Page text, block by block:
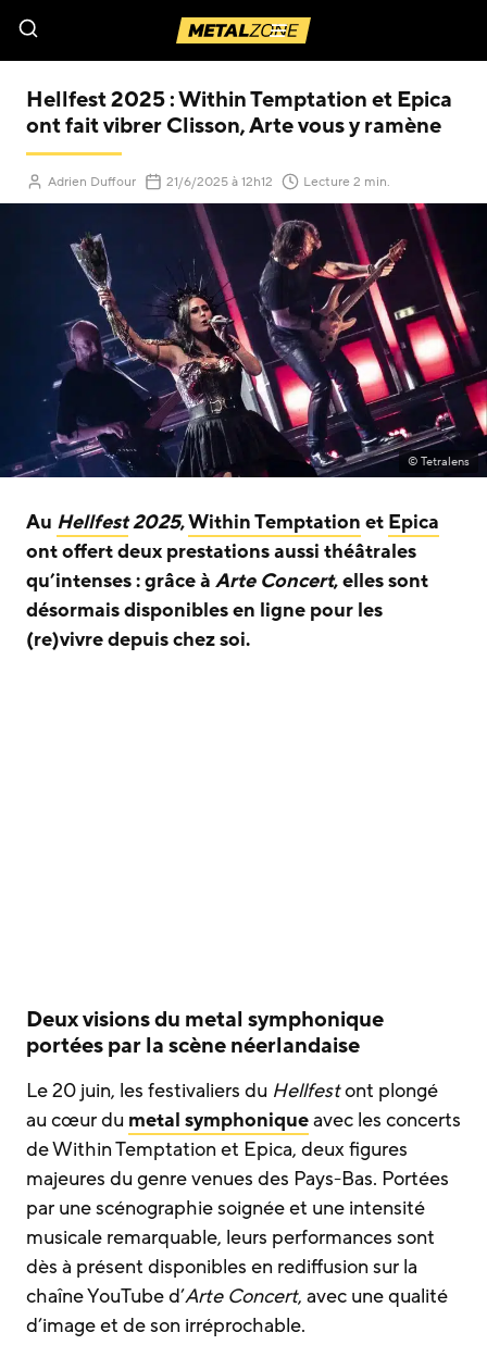
Menu
Hellfest 2025 : Within Temptation et Epica
ont fait vibrer Clisson, Arte vous y ramène
Adrien Duffour 21/6/2025(Mis à jour le )
à 12h12 Lecture 2 min.
© Tetralens
Au Hellfest2025,Within Temptation et Epica
ont offert deux prestations aussi théâtrales
qu’intenses : grâce à Arte Concert, elles sont
désormais disponibles en ligne pour les
(re)vivre depuis chez soi.
Deux visions du metal symphonique
portées par la scène néerlandaise
Le 20 juin, les festivaliers du Hellfestont plongé
au cœur du metal symphoniqueavec les concerts
de Within Temptation et Epica, deux figures
majeures du genre venues des Pays-Bas. Portées
par une scénographie soignée et une intensité
musicale remarquable, leurs performances sont
dès à présent disponibles en rediffusion sur la
chaîne YouTube d’Arte Concert, avec une qualité
d’image et de son irréprochable.